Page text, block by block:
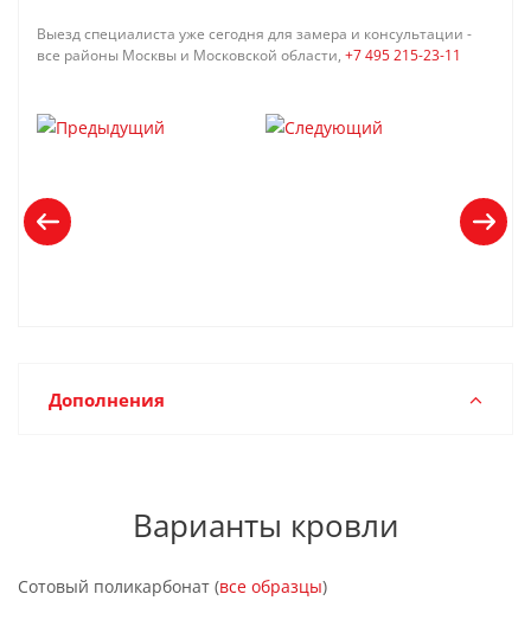
Выезд специалиста уже сегодня для замера и консультации -
все районы Москвы и Московской области, +7 495 215-23-11
Дополнения
Варианты кровли
Сотовый поликарбонат (все образцы)